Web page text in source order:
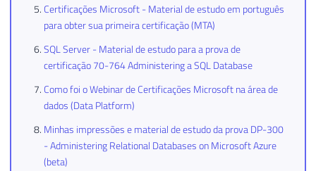
Certificações Microsoft - Material de estudo em português
para obter sua primeira certificação (MTA)
SQL Server - Material de estudo para a prova de
certificação 70-764 Administering a SQL Database
Como foi o Webinar de Certificações Microsoft na área de
dados (Data Platform)
Minhas impressões e material de estudo da prova DP-300
- Administering Relational Databases on Microsoft Azure
(beta)